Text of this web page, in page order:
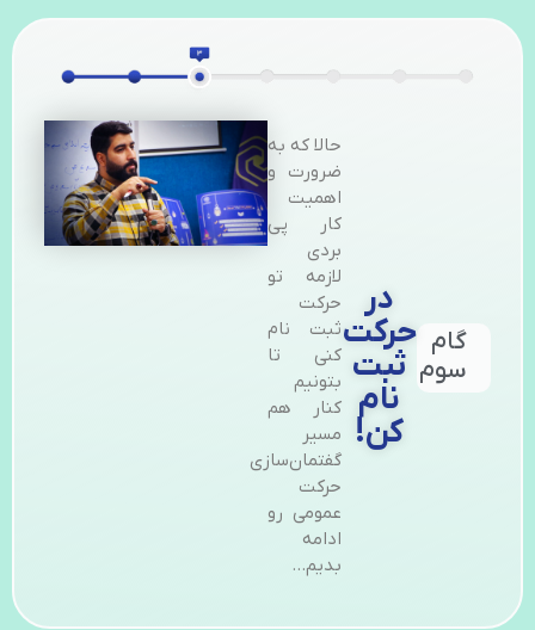
گام
سوم
در
حرکت
ثبت
نام
کن!
حالا که به
ضرورت و
اهمیت
کار پی
بردی
لازمه تو
حرکت
ثبت نام
کنی تا
بتونیم
کنار هم
مسیر
گفتمان‌سازی
حرکت
عمومی رو
ادامه
بدیم…